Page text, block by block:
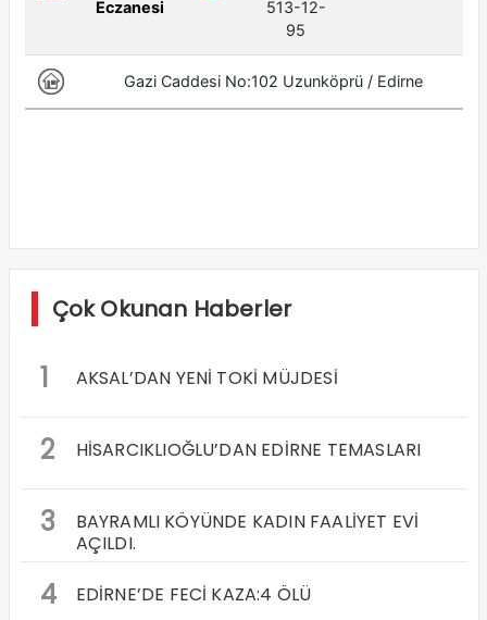
Çok Okunan Haberler
1 AKSAL’DAN YENİ TOKİ MÜJDESİ
2 HİSARCIKLIOĞLU’DAN EDİRNE TEMASLARI
3
BAYRAMLI KÖYÜNDE KADIN FAALİYET EVİ
AÇILDI.
4 EDİRNE’DE FECİ KAZA:4 ÖLÜ